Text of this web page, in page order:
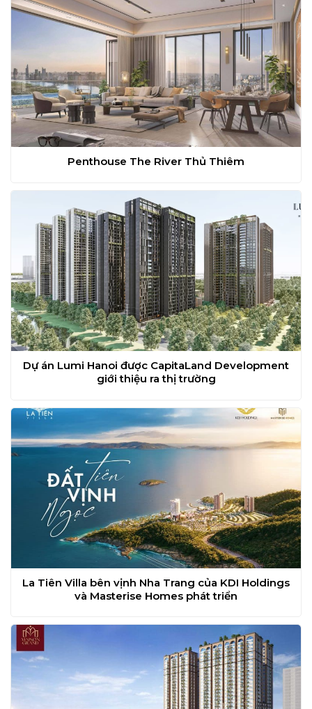
Penthouse The River Thủ Thiêm
Dự án Lumi Hanoi được CapitaLand Development
giới thiệu ra thị trường
La Tiên Villa bên vịnh Nha Trang của KDI Holdings
và Masterise Homes phát triển